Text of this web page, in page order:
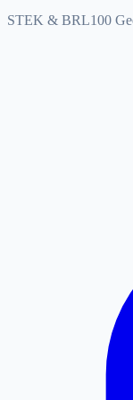
STEK & BRL100